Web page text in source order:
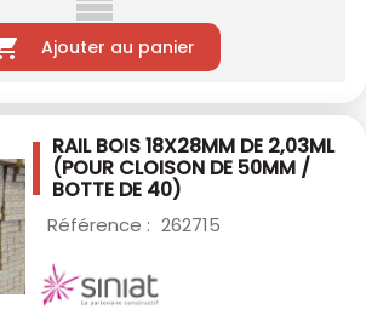
Ajouter au panier
RAIL BOIS 18X28MM DE 2,03ML
(POUR CLOISON DE 50MM /
BOTTE DE 40)
Référence : 262715